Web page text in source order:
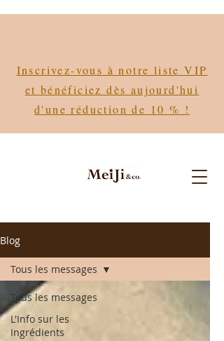
Inscrivez-vous à notre liste VIP
et bénéficiez dès aujourd'hui
d'une réduction de 10 % !
Blog
Tous les messages
L'Info sur les
Ingrédients
Tous les messages